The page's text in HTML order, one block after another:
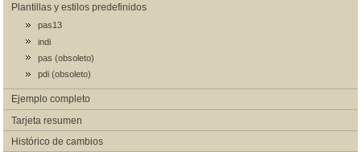
Plantillas y estilos predefinidos
pas13
indi
pas (obsoleto)
pdi (obsoleto)
Ejemplo completo
Tarjeta resumen
Histórico de cambios